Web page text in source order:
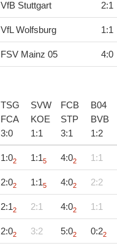
VfB Stuttgart 2:1
VfL Wolfsburg 1:1
FSV Mainz 05 4:0
TSG
FCA
3:0
SVW
KOE
1:1
FCB
STP
3:1
B04
BVB
1:2
1:02 1:15 4:02 1:1
2:02 1:15 4:02 2:2
2:12 2:1 4:02 1:1
2:02 3:2 5:02 0:22